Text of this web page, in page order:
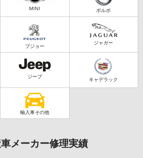
MINI ボルボ
プジョー ジャガー
ジープ キャデラック
輸入車その他
メーカー修理実績